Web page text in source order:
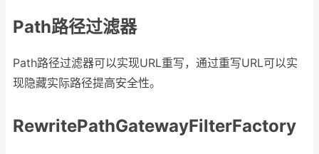
Path路径过滤器
Path路径过滤器可以实现URL重写，通过重写URL可以实
现隐藏实际路径提高安全性。
RewritePathGatewayFilterFactory